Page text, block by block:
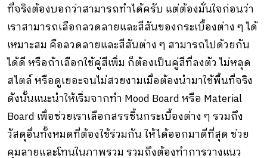
ที่จริงต้องบอกว่าสามารถทำได้ครับ แต่ต้องมั่นใจก่อนว่า
เราสามารถเลือกลวดลายและสีสันของกระเบื้องต่าง ๆ ได้
เหมาะสม คือลวดลายและสีสันต่าง ๆ สามารถไปด้วยกัน
ได้ดี หรือถ้าเลือกใช้คู่สีเพิ่ม ก็ต้องเป็นคู่สีที่ลงตัว ไม่หลุด
สไตล์ หรือดูเยอะจนไม่สวยงามเมื่อต้องนำมาใช้พื้นที่จริง
ดังนั้นแนะนำให้เริ่มจากทำ Mood Board หรือ Material
Board เพื่อช่วยเราเลือกสรรชิ้นกระเบื้องต่าง ๆ รวมถึง
วัสดุอื่นทั้งหมดที่ต้องใช้ร่วมกัน ให้ได้ออกมาดีที่สุด ช่วย
คุมลายและโทนในภาพรวม รวมถึงต้องทำการวางแนว